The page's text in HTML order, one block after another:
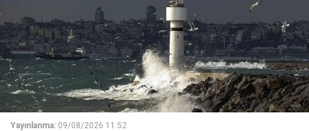
Yayınlanma: 09/08/2026 11:52